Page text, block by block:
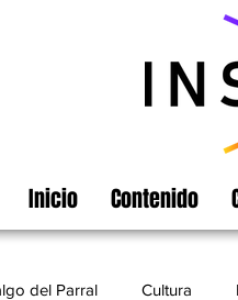
Inicio Contenido
del Parral Cultura